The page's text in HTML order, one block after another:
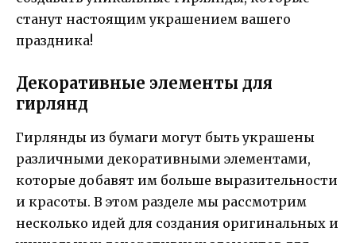
станут настоящим украшением вашего
праздника!
Декоративные элементы для
гирлянд
Гирлянды из бумаги могут быть украшены
различными декоративными элементами,
которые добавят им больше выразительности
и красоты. В этом разделе мы рассмотрим
несколько идей для создания оригинальных и